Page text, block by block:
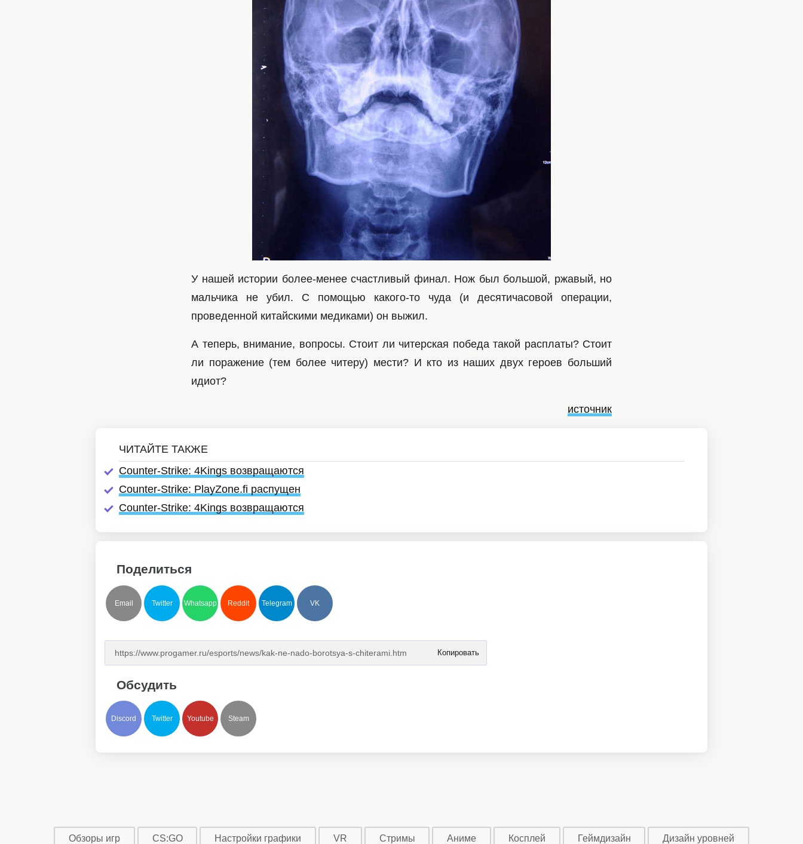
У нашей истории более-менее счастливый финал. Нож был большой, ржавый, но
мальчика не убил. С помощью какого-то чуда (и десятичасовой операции,
проведенной китайскими медиками) он выжил.
А теперь, внимание, вопросы. Стоит ли читерская победа такой расплаты? Стоит
ли поражение (тем более читеру) мести? И кто из наших двух героев больший
идиот?
источник
Counter-Strike: 4Kings возвращаются
Counter-Strike: PlayZone.fi распущен
Counter-Strike: 4Kings возвращаются
Поделиться
Email Twitter Whatsapp Reddit Telegram VK
Копировать
Обсудить
Discord Twitter Youtube Steam
Обзоры игр CS:GO Настройки графики VR Стримы Аниме Косплей Геймдизайн Дизайн уровней